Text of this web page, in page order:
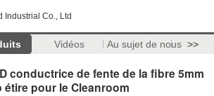
Industrial Co., Ltd
Vidéos Au sujet de nous >>
conductrice de fente de la fibre 5mm
étire pour le Cleanroom